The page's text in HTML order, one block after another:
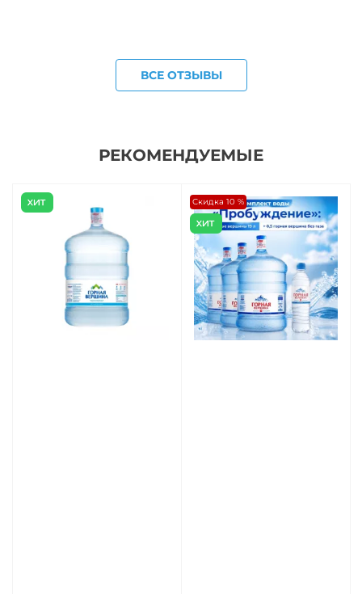
ВСЕ ОТЗЫВЫ
РЕКОМЕНДУЕМЫЕ
Скидка 10 %